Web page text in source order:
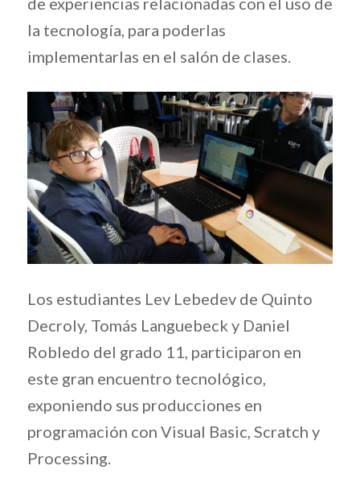
la tecnología, para poderlas
implementarlas en el salón de clases.
Los estudiantes Lev Lebedev de Quinto
Decroly, Tomás Languebeck y Daniel
Robledo del grado 11, participaron en
este gran encuentro tecnológico,
exponiendo sus producciones en
programación con Visual Basic, Scratch y
Processing.